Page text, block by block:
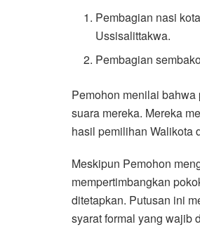
Pembagian nasi
Ussisalittakwa.
Pembagian
Pemohon menilai
suara mereka. Mereka
hasil pemilihan Walikota
Meskipun Pemohon
mempertimbangkan
ditetapkan. Putusan ini
syarat formal yang wajib